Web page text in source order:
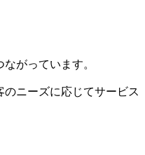
がっています。
ニーズに応じてサービス